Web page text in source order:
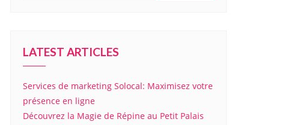
LATEST ARTICLES
Services de marketing Solocal: Maximisez votre
présence en ligne
Découvrez la Magie de Répine au Petit Palais